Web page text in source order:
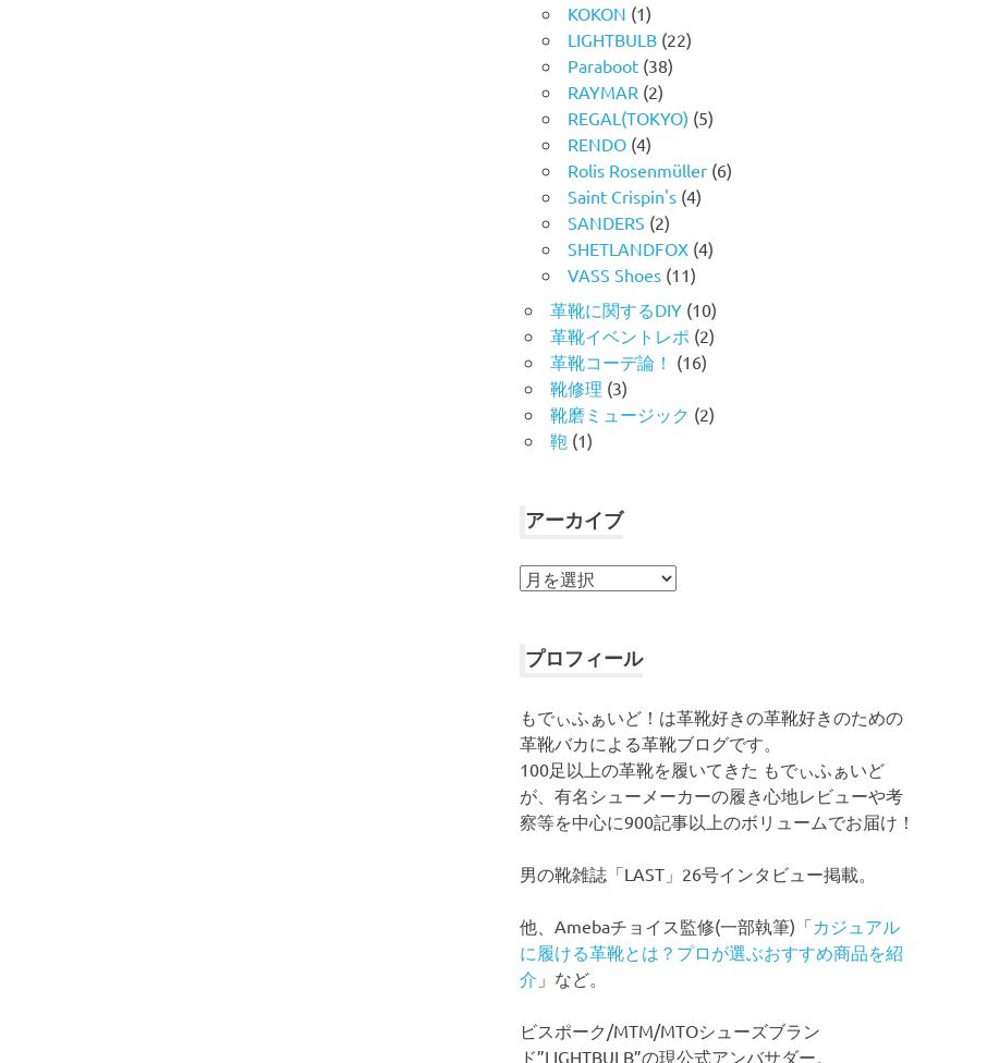
KOKON (1)
LIGHTBULB (22)
Paraboot (38)
RAYMAR (2)
REGAL(TOKYO) (5)
RENDO (4)
Rolis Rosenmüller (6)
Saint Crispin's (4)
SANDERS (2)
SHETLANDFOX (4)
VASS Shoes (11)
革靴に関するDIY (10)
革靴イベントレポ (2)
革靴コーデ論！ (16)
靴修理 (3)
靴磨ミュージック (2)
鞄 (1)
アーカイブ
ア
イ
プロフィール
もでぃふぁいど！は革靴好きの革靴好きのための
革靴バカによる革靴ブログです。
100足以上の革靴を履いてきた もでぃふぁいど
が、有名シューメーカーの履き心地レビューや考
察等を中心に900記事以上のボリュームでお届け！
男の靴雑誌「LAST」26号インタビュー掲載。
他、Amebaチョイス監修(一部執筆)「カジュアル
に履ける革靴とは？プロが選ぶおすすめ商品を紹
介 」など。
ビスポーク/MTM/MTOシューズブラン
ド”LIGHTBULB”の現公式アンバサダー。